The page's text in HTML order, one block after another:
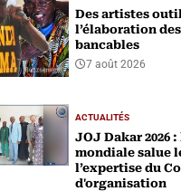
Des artistes
l’élaboration
bancables
7 août 2026
ACTUALITÉS
‎JOJ Dakar 2026
mondiale salue
l’expertise du
d'organisation